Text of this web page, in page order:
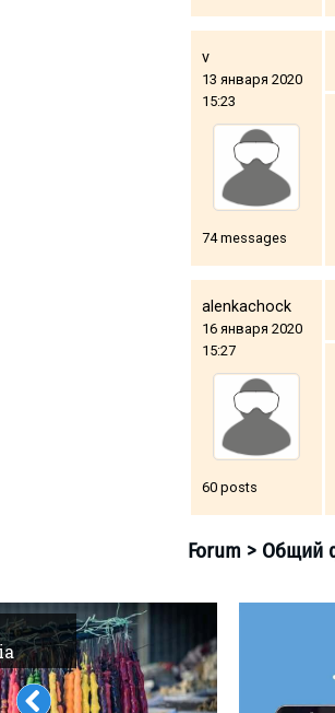
v
13 января 2020
15:23
74 messages
alenkachock
16 января 2020
15:27
60 posts